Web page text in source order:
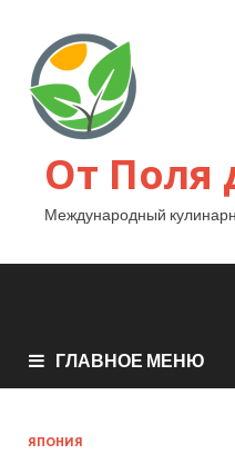
От Поля
Международный
ГЛАВНОЕ МЕНЮ
ЯПОНИЯ